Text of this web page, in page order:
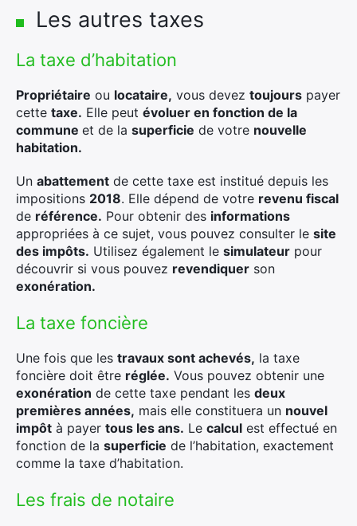
Les autres taxes
La taxe d’habitation
Propriétaire ou locataire, vous devez toujours payer
cette taxe. Elle peut évoluer en fonction de la
commune et de la superficie de votre nouvelle
habitation.
Un abattement de cette taxe est institué depuis les
impositions 2018. Elle dépend de votre revenu fiscal
de référence. Pour obtenir des informations
appropriées à ce sujet, vous pouvez consulter le site
des impôts. Utilisez également le simulateur pour
découvrir si vous pouvez revendiquer son
exonération.
La taxe foncière
Une fois que les travaux sont achevés, la taxe
foncière doit être réglée. Vous pouvez obtenir une
exonération de cette taxe pendant les deux
premières années, mais elle constituera un nouvel
impôt à payer tous les ans. Le calcul est effectué en
fonction de la superficie de l’habitation, exactement
comme la taxe d’habitation.
Les frais de notaire